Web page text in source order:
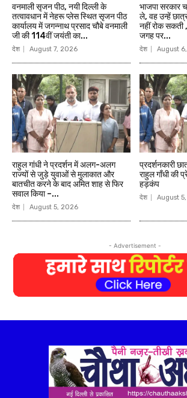
वनमाली सृजन पीठ, नयी दिल्ली के
तत्वावधान में नेहरू प्लेस स्थित सृजन पीठ
कार्यालय में जगन्नाथ प्रसाद चौबे वनमाली
जी की 114वीं जयंती का...
देश August 7, 2026
भाजपा सरकार
ले, वह उन्हें
नहीं रोक सकती
जगह पर...
देश August
राहुल गांधी ने प्रदर्शन में अलग-अलग
राज्यों से जुड़े युवाओं से मुलाकात और
बातचीत करने के बाद अमित शाह से फिर
सवाल किया –...
देश August 5, 2026
प्रदर्शनकारी
राहुल गाँधी की
हड़कंप
देश August
- Advertisement -